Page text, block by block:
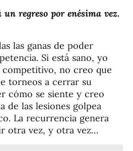
regreso por enésima vez.
las ganas de poder
Si está sano, yo
competitivo, no creo que
torneos a cerrar su
cómo se siente y creo
de las lesiones golpea
La recurrencia genera
otra vez, y otra vez…